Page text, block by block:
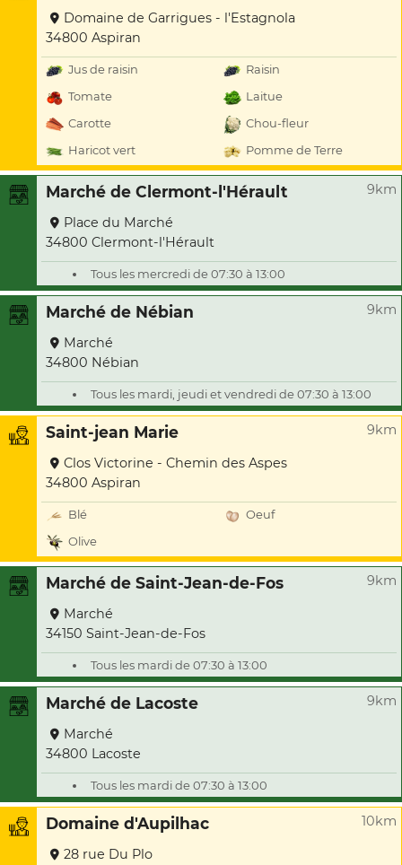
Domaine de Garrigues - l'Estagnola
34800 Aspiran
Jus de raisin
Raisin
Tomate
Laitue
Carotte
Chou-fleur
Haricot vert
Pomme de Terre
Marché de Clermont-l'Hérault 9km
Place du Marché
34800 Clermont-l'Hérault
Tous les mercredi de 07:30 à 13:00
Marché de Nébian 9km
Marché
34800 Nébian
Tous les mardi, jeudi et vendredi de 07:30 à 13:00
Saint-jean Marie 9km
Clos Victorine - Chemin des Aspes
34800 Aspiran
Blé
Oeuf
Olive
Marché de Saint-Jean-de-Fos 9km
Marché
34150 Saint-Jean-de-Fos
Tous les mardi de 07:30 à 13:00
Marché de Lacoste 9km
Marché
34800 Lacoste
Tous les mardi de 07:30 à 13:00
Domaine d'Aupilhac 10km
28 rue Du Plo